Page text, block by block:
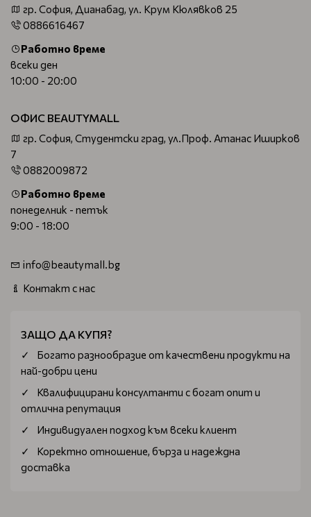
гр. София, Дианабад, ул. Крум Кюлявков 25
0886616467
Работно време
всеки ден
10:00 - 20:00
ОФИС BEAUTYMALL
гр. София, Студентски град, ул.Проф. Атанас Иширков
7
0882009872
Работно време
понеделник - петък
9:00 - 18:00
info@beautymall.bg
Контакт с нас
ЗАЩО ДА КУПЯ?
Богатo разнообразие от качествени продукти на
най-добри цени
Квалифицирани консултанти с богат опит и
отлична репутация
Индивидуален подход към всеки клиент
Коректно отношение, бърза и надеждна
доставка